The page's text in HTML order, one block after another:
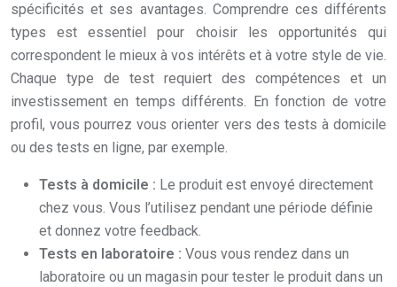
spécificités et ses avantages. Comprendre ces différents
types est essentiel pour choisir les opportunités qui
correspondent le mieux à vos intérêts et à votre style de vie.
Chaque type de test requiert des compétences et un
investissement en temps différents. En fonction de votre
profil, vous pourrez vous orienter vers des tests à domicile
ou des tests en ligne, par exemple.
Tests à domicile : Le produit est envoyé directement
chez vous. Vous l’utilisez pendant une période définie
et donnez votre feedback.
Tests en laboratoire : Vous vous rendez dans un
laboratoire ou un magasin pour tester le produit dans un